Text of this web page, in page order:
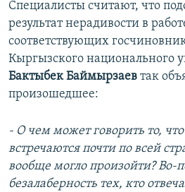
Специалисты считают, что
результат нерадивости в
соответствующих
Кыргызского национального
Бактыбек Баймырзаев так
произошедшее:
- О чем может говорить то,
встречаются почти по всей
вообще могло произойти? Во-
безалаберность тех, кто